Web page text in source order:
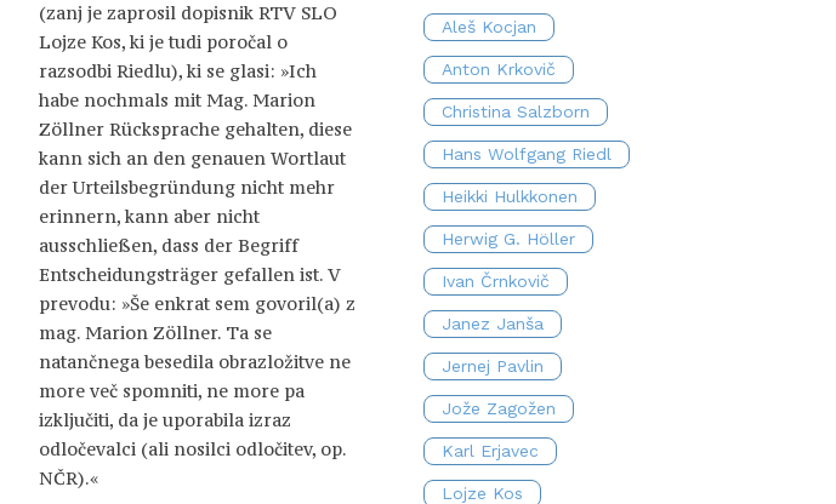
(zanj je zaprosil dopisnik RTV SLO
Lojze Kos, ki je tudi poročal o
razsodbi Riedlu), ki se glasi: »Ich
habe nochmals mit Mag. Marion
Zöllner Rücksprache gehalten, diese
kann sich an den genauen Wortlaut
der Urteilsbegründung nicht mehr
erinnern, kann aber nicht
ausschließen, dass der Begriff
Entscheidungsträger gefallen ist. V
prevodu: »Še enkrat sem govoril(a) z
mag. Marion Zöllner. Ta se
natančnega besedila obrazložitve ne
more več spomniti, ne more pa
izključiti, da je uporabila izraz
odločevalci (ali nosilci odločitev, op.
NČR).«
Aleš Kocjan
Anton Krkovič
Christina Salzborn
Hans Wolfgang Riedl
Heikki Hulkkonen
Herwig G. Höller
Ivan Črnkovič
Janez Janša
Jernej Pavlin
Jože Zagožen
Karl Erjavec
Lojze Kos